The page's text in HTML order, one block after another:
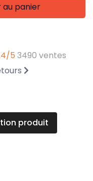
au panier
5 3490 ventes
produit